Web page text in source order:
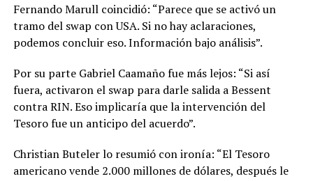
Fernando Marull coincidió: “Parece que se activó un
tramo del swap con USA. Si no hay aclaraciones,
podemos concluir eso. Información bajo análisis”.
Por su parte Gabriel Caamaño fue más lejos: “Si así
fuera, activaron el swap para darle salida a Bessent
contra RIN. Eso implicaría que la intervención del
Tesoro fue un anticipo del acuerdo”.
Christian Buteler lo resumió con ironía: “El Tesoro
americano vende 2.000 millones de dólares, después le